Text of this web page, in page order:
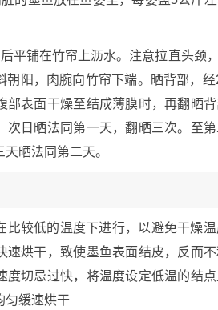
平铺在竹帘上沥水。注意拉直头颈
朝阳，肉腕向竹帘下端。晒背部，
部表面干燥至结成薄膜时，再翻晒
次日晒法同第一天，翻晒三次。至
晒法同第二天。
比较低的温度下进行，以避免干燥
速烘干，致使墨鱼表面结皮，反而
度切忌过快，将温度设定低温的结
匀缓速烘干